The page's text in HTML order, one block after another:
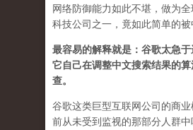
网络防御能力如此不堪，做为
科技公司之一，竟如此简单的被
最容易的解释就是：谷歌太急
它自己在调整中文搜索结果的
查。
谷歌这类巨型互联网公司的商
前从未受到监视的那部分人群中